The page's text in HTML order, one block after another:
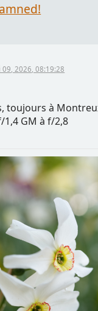
09, 2026, 08:19:28
toujours à
1,4 GM à f/2,8